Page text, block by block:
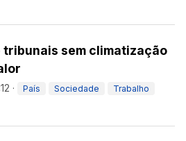
tribunais sem climatização
· País Sociedade Trabalho